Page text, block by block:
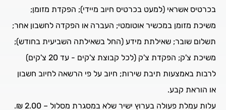
בכרטיס אשראי (למעט בכרטיס חיוב מיידי); הפקדת מזומן;
משיכת מזומן במכשיר אוטומטי; העברה או הפקדה לחשבון אחר;
תשלום שובר; שאילתת מידע (החל בשאילתה השביעית בחודש);
משיכת צ'ק; הפקדת צ'ק (לכל קבוצת צ'קים - עד 20 צ'קים)
לרבות באמצעות תיבת שירות; חיוב על פי הרשאה לחיוב חשבון
או הוראת קבע.
עלות עמלת פעולה בערוץ ישיר שלא במסגרת מסלול – 2.00 ₪.